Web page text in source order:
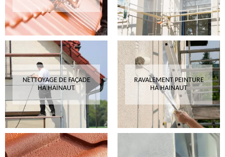
NETTOYAGE DE FAÇADE
HA HAINAUT
RAVALEMENT PEINTURE
HA HAINAUT